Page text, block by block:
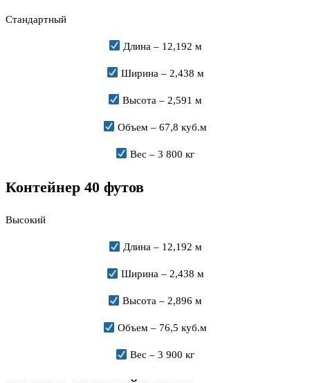
Стандартный
Длина – 12,192 м
Ширина – 2,438 м
Высота – 2,591 м
Объем – 67,8 куб.м
Вес – 3 800 кг
Контейнер 40 футов
Высокий
Длина – 12,192 м
Ширина – 2,438 м
Высота – 2,896 м
Объем – 76,5 куб.м
Вес – 3 900 кг